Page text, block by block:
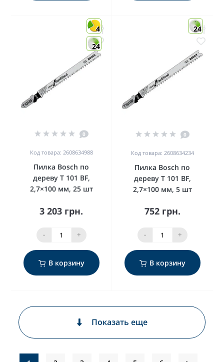
4
24
0
Код товара: 2608634988
Пилка Bosch по
дереву T 101 BF,
2,7×100 мм, 25 шт
3 203 грн.
- +
В корзину
24
0
Код товара: 2608634234
Пилка Bosch по
дереву T 101 BF,
2,7×100 мм, 5 шт
752 грн.
- +
В корзину
Показать еще